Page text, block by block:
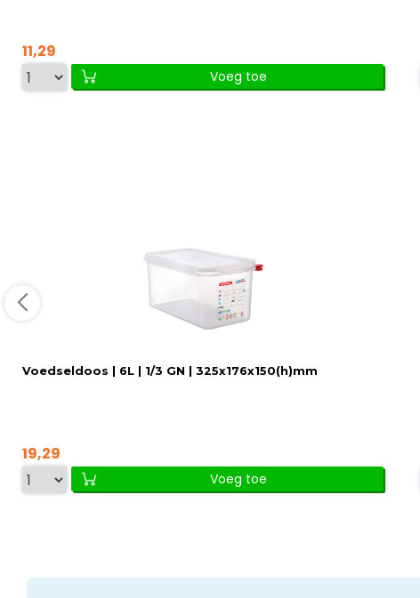
11,29
Voeg toe
Voedseldoos | 6L | 1/3 GN | 325x176x150(h)mm
19,29
Voeg toe